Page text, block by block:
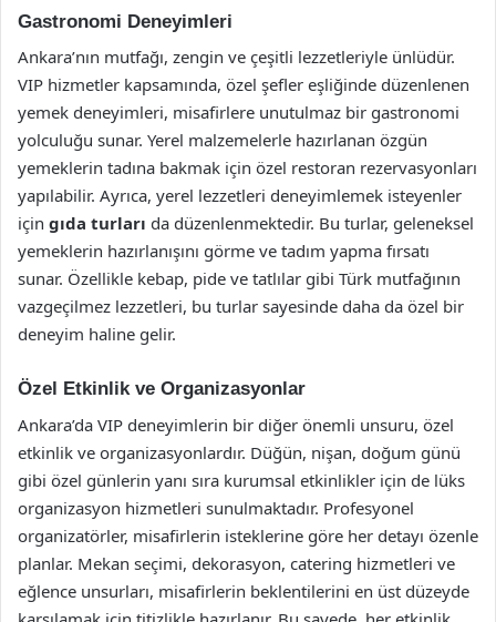
Gastronomi Deneyimleri
Ankara’nın mutfağı, zengin ve çeşitli lezzetleriyle ünlüdür.
VIP hizmetler kapsamında, özel şefler eşliğinde düzenlenen
yemek deneyimleri, misafirlere unutulmaz bir gastronomi
yolculuğu sunar. Yerel malzemelerle hazırlanan özgün
yemeklerin tadına bakmak için özel restoran rezervasyonları
yapılabilir. Ayrıca, yerel lezzetleri deneyimlemek isteyenler
için gıda turları da düzenlenmektedir. Bu turlar, geleneksel
yemeklerin hazırlanışını görme ve tadım yapma fırsatı
sunar. Özellikle kebap, pide ve tatlılar gibi Türk mutfağının
vazgeçilmez lezzetleri, bu turlar sayesinde daha da özel bir
deneyim haline gelir.
Özel Etkinlik ve Organizasyonlar
Ankara’da VIP deneyimlerin bir diğer önemli unsuru, özel
etkinlik ve organizasyonlardır. Düğün, nişan, doğum günü
gibi özel günlerin yanı sıra kurumsal etkinlikler için de lüks
organizasyon hizmetleri sunulmaktadır. Profesyonel
organizatörler, misafirlerin isteklerine göre her detayı özenle
planlar. Mekan seçimi, dekorasyon, catering hizmetleri ve
eğlence unsurları, misafirlerin beklentilerini en üst düzeyde